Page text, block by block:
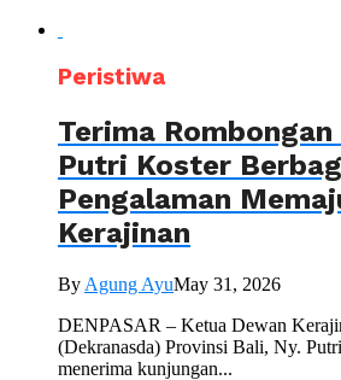
Peristiwa
Terima
Putri Koster
Pengalaman
Kerajinan
By Agung AyuMay 31, 2026
DENPASAR – Ketua Dewan
(Dekranasda) Provinsi Bali, Ny.
menerima kunjungan...